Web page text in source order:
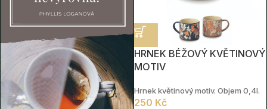
HRNEK BÉŽOVÝ KVĚTINOVÝ
MOTIV
Hrnek květinový motiv. Objem 0,4l.
250 Kč